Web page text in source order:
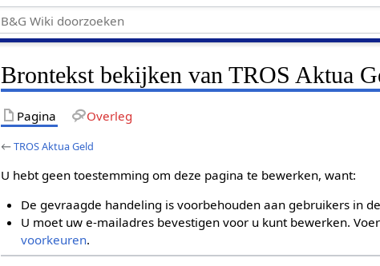
Brontekst bekijken van TROS Aktua
Pagina Overleg
←TROS Aktua Geld
U hebt geen toestemming om deze pagina te bewerken, want:
De gevraagde handeling is voorbehouden aan gebruikers in
U moet uw e-mailadres bevestigen voor u kunt bewerken.
voorkeuren.